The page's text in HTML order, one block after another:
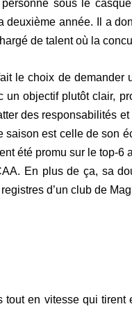
sous le
année. Il a
de talent où la
le choix de
objectif plutôt clair,
des responsabilités
est celle de son
été promu sur le top-
En plus de ça, sa
d’un club de
en vitesse qui